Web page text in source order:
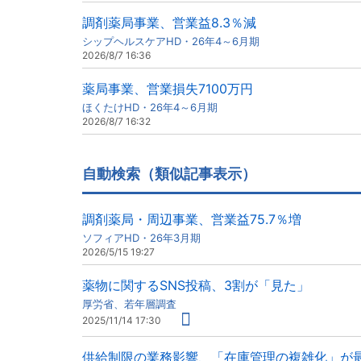
調剤薬局事業、営業益8.3％減
シップヘルスケアHD・26年4～6月期
2026/8/7 16:36
薬局事業、営業損失7100万円
ほくたけHD・26年4～6月期
2026/8/7 16:32
自動検索（類似記事表示）
調剤薬局・周辺事業、営業益75.7％増
ソフィアHD・26年3月期
2026/5/15 19:27
薬物に関するSNS投稿、3割が「見た」
厚労省、若年層調査
2025/11/14 17:30
供給制限の業務影響、「在庫管理の複雑化」が